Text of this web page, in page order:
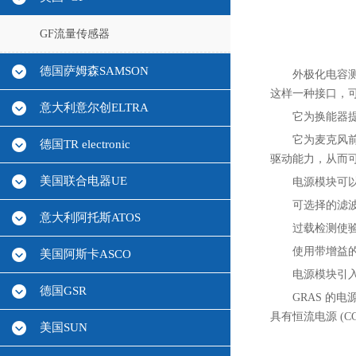
GF流量传感器
德国萨姆森SAMSON
意大利意尔创ELTRA
德国TR electronic
美国联合电器UE
意大利阿托斯ATOS
美国阿斯卡ASCO
德国GSR
美国SUN
外极化电容
这样一种接口，
它为换能器
它为麦克风
驱动能力，从而
电源模块可
可选择的滤
过载检测使
使用带增益
电源模块引
GRAS 的电
具有恒流电源